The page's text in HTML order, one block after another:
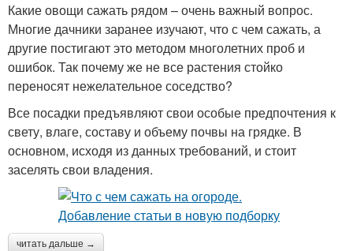
Какие овощи сажать рядом – очень важный вопрос.
Многие дачники заранее изучают, что с чем сажать, а
другие постигают это методом многолетних проб и
ошибок. Так почему же не все растения стойко
переносят нежелательное соседство?
Все посадки предъявляют свои особые предпочтения к
свету, влаге, составу и объему почвы на грядке. В
основном, исходя из данных требований, и стоит
заселять свои владения.
читать дальше →